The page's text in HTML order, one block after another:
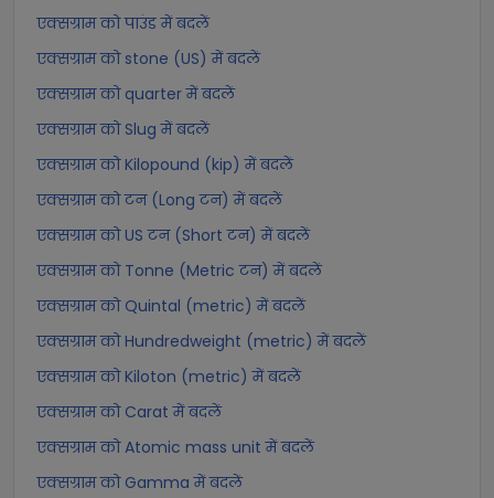
एक्सग्राम को पाउंड में बदलें
एक्सग्राम को stone (US) में बदलें
एक्सग्राम को quarter में बदलें
एक्सग्राम को Slug में बदलें
एक्सग्राम को Kilopound (kip) में बदलें
एक्सग्राम को टन (Long टन) में बदलें
एक्सग्राम को US टन (Short टन) में बदलें
एक्सग्राम को Tonne (Metric टन) में बदलें
एक्सग्राम को Quintal (metric) में बदलें
एक्सग्राम को Hundredweight (metric) में बदलें
एक्सग्राम को Kiloton (metric) में बदलें
एक्सग्राम को Carat में बदलें
एक्सग्राम को Atomic mass unit में बदलें
एक्सग्राम को Gamma में बदलें